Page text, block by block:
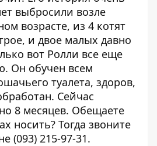
выбросили возле
возрасте, из 4 котят
и двое малых давно
вот Ролли все еще
Он обучен всем
туалета, здоров,
Сейчас
8 месяцев. Обещаете
носить? Тогда звоните
(093) 215-97-31.